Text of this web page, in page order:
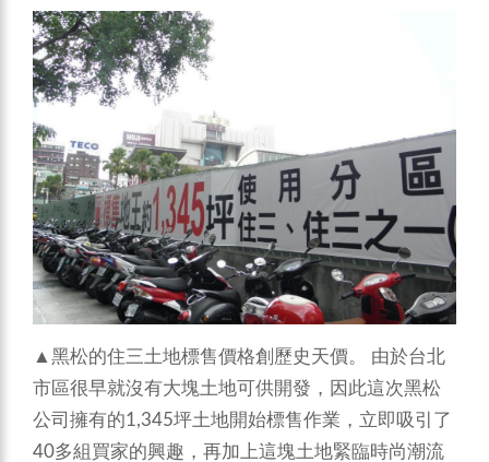
▲黑松的住三土地標售價格創歷史天價。 由於台北
市區很早就沒有大塊土地可供開發，因此這次黑松
公司擁有的1,345坪土地開始標售作業，立即吸引了
40多組買家的興趣，再加上這塊土地緊臨時尚潮流